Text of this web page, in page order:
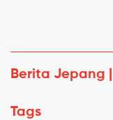
Berita Jepang
Tags